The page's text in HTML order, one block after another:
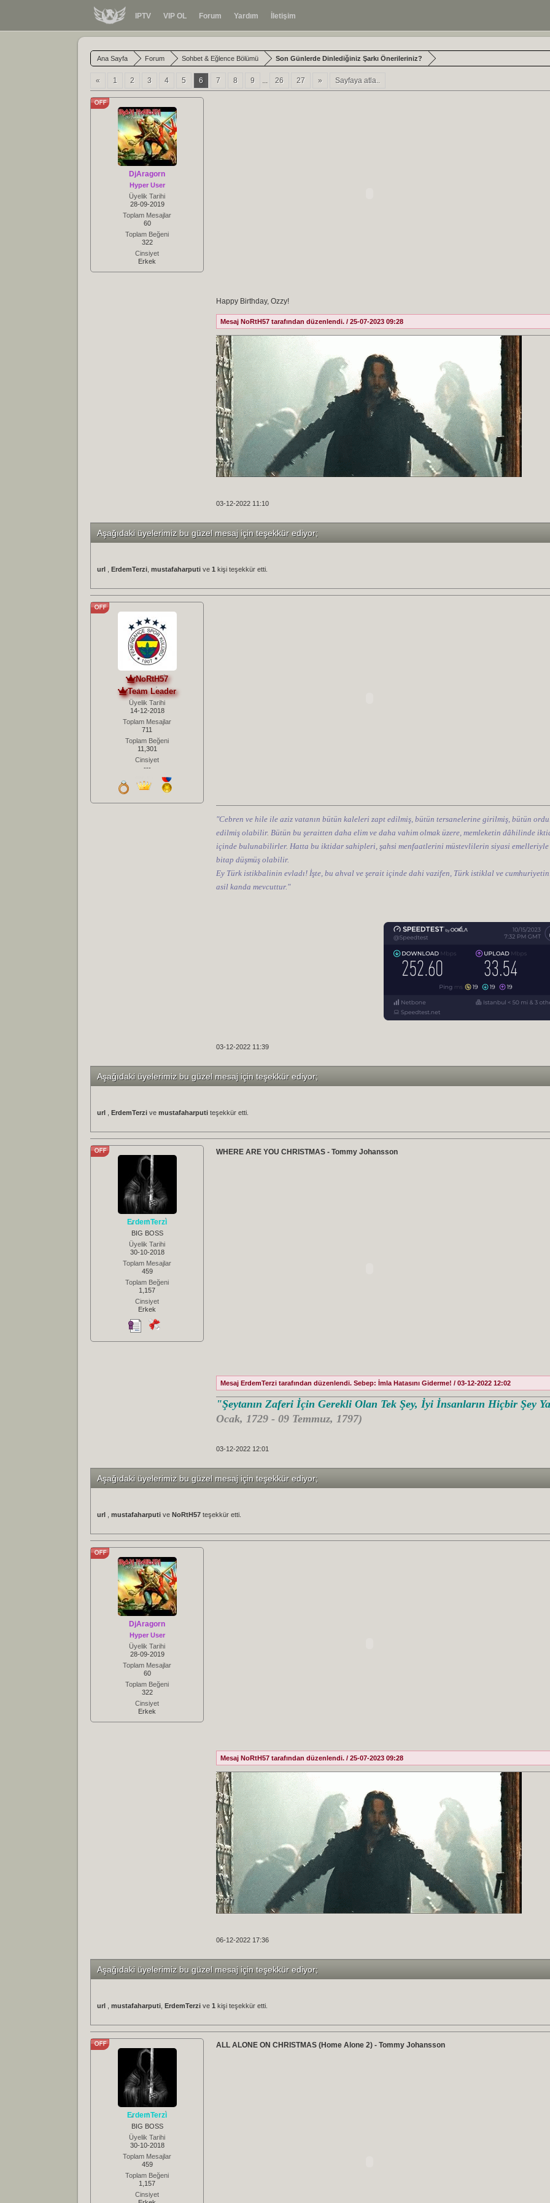
IPTV VIP OL Forum Yardım İletişim
Ana Sayfa Forum Sohbet & Eğlence Bölümü Son Günlerde Dinlediğiniz Şarkı Önerileriniz?
« 1 2 3 4 5 6 7 8 9 ... 26 27 » Sayfaya atla..
DjAragorn
Hyper User
Üyelik Tarihi
28-09-2019
Toplam Mesajlar
60
Toplam Beğeni
322
Cinsiyet
Erkek
Happy Birthday, Ozzy!
Mesaj NoRtH57 tarafından düzenlendi. / 25-07-2023 09:28
03-12-2022 11:10
Aşağıdaki üyelerimiz bu güzel mesaj için teşekkür ediyor;
url ErdemTerzi mustafaharputi ve 1 kişi teşekkür etti.
NoRtH57
Team Leader
Üyelik Tarihi
14-12-2018
Toplam Mesajlar
711
Toplam Beğeni
11,301
Cinsiyet
---
"Cebren ve hile ile aziz vatanın bütün kaleleri zapt edilmiş, bütün tersanelerine girilmiş, bütün
edilmiş olabilir. Bütün bu şeraitten daha elim ve daha vahim olmak üzere, memleketin dâhilinde
içinde bulunabilirler. Hatta bu iktidar sahipleri, şahsi menfaatlerini müstevlilerin siyasi
bitap düşmüş olabilir.
Ey Türk istikbalinin evladı! İşte, bu ahval ve şerait içinde dahi vazifen, Türk istiklal ve
asil kanda mevcuttur."
03-12-2022 11:39
Aşağıdaki üyelerimiz bu güzel mesaj için teşekkür ediyor;
url ErdemTerzi ve mustafaharputi teşekkür etti.
ErdemTerzi
BIG BOSS
Üyelik Tarihi
30-10-2018
Toplam Mesajlar
459
Toplam Beğeni
1,157
Cinsiyet
Erkek
WHERE ARE YOU CHRISTMAS - Tommy Johansson
Mesaj ErdemTerzi tarafından düzenlendi. Sebep: İmla Hatasını Giderme! / 03-12-2022 12:02
"Şeytanın Zaferi İçin Gerekli Olan Tek Şey, İyi İnsanların Hiçbir Şey
Ocak, 1729 - 09 Temmuz, 1797)
03-12-2022 12:01
Aşağıdaki üyelerimiz bu güzel mesaj için teşekkür ediyor;
url mustafaharputi ve NoRtH57 teşekkür etti.
DjAragorn
Hyper User
Üyelik Tarihi
28-09-2019
Toplam Mesajlar
60
Toplam Beğeni
322
Cinsiyet
Erkek
Mesaj NoRtH57 tarafından düzenlendi. / 25-07-2023 09:28
06-12-2022 17:36
Aşağıdaki üyelerimiz bu güzel mesaj için teşekkür ediyor;
url mustafaharputi ErdemTerzi ve 1 kişi teşekkür etti.
ErdemTerzi
BIG BOSS
Üyelik Tarihi
30-10-2018
Toplam Mesajlar
459
Toplam Beğeni
1,157
Cinsiyet
ALL ALONE ON CHRISTMAS (Home Alone 2) - Tommy Johansson